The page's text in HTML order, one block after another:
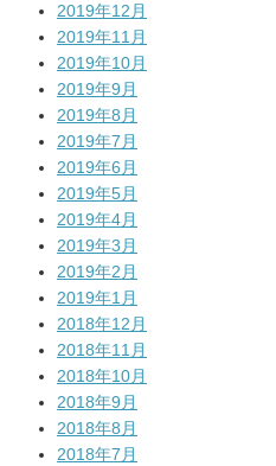
2019年12月
2019年11月
2019年10月
2019年9月
2019年8月
2019年7月
2019年6月
2019年5月
2019年4月
2019年3月
2019年2月
2019年1月
2018年12月
2018年11月
2018年10月
2018年9月
2018年8月
2018年7月